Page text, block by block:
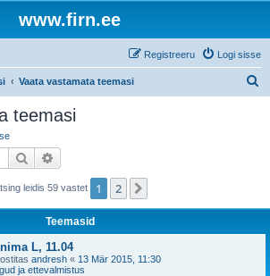
www.firn.ee
Logi sisse
Registreeru
Vaata vastamata teemasi
teemasi
Otsi
leidis 59 vastet 1 2
Teemasid
L, 11.04
andresh « 13 Mär 2015, 11:30
ja ettevalmistus